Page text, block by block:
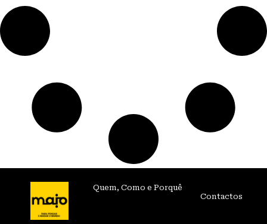
Quem, Como e Porquê
Contactos